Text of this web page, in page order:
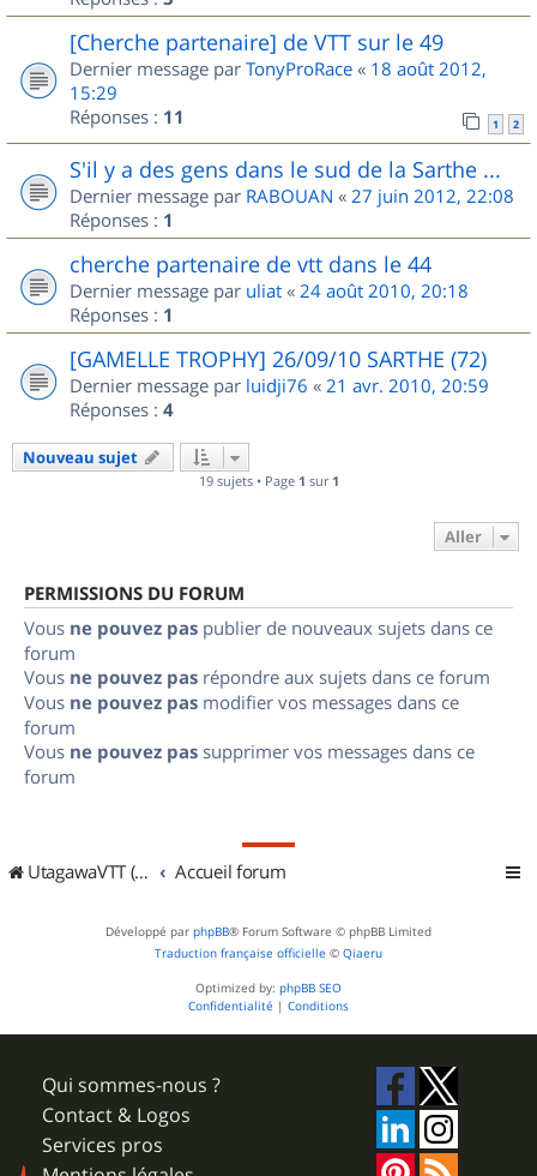
[Cherche partenaire] de VTT sur le 49
Dernier message par TonyProRace « 18 août 2012,
15:29
Réponses : 11 1 2
S'il y a des gens dans le sud de la Sarthe ...
Dernier message par RABOUAN « 27 juin 2012, 22:08
Réponses : 1
cherche partenaire de vtt dans le 44
Dernier message par uliat « 24 août 2010, 20:18
Réponses : 1
[GAMELLE TROPHY] 26/09/10 SARTHE (72)
Dernier message par luidji76 « 21 avr. 2010, 20:59
Réponses : 4
Nouveau sujet
19 sujets • Page 1 sur 1
Aller
PERMISSIONS DU FORUM
Vous ne pouvez pas publier de nouveaux sujets dans ce
forum
Vous ne pouvez pas répondre aux sujets dans ce forum
Vous ne pouvez pas modifier vos messages dans ce
forum
Vous ne pouvez pas supprimer vos messages dans ce
forum
UtagawaVTT (Randos VTT et VTTAE avec traces GPS) Accueil forum
Développé par phpBB® Forum Software © phpBB Limited
Traduction française officielle © Qiaeru
Optimized by: phpBB SEO
Confidentialité | Conditions
Qui sommes-nous ?
Contact & Logos
Services pros